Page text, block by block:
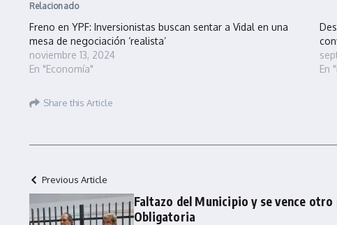
Relacionado
Freno en YPF: Inversionistas buscan sentar a Vidal en una
mesa de negociación ‘realista’
noviembre 13, 2024
En "Economía"
En
Share this Article
Previous Article
Faltazo del Municipio y se vence
Obligatoria